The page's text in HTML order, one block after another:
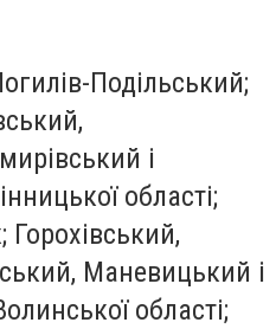
Подільський;
і
області;
Маневицький і
області;